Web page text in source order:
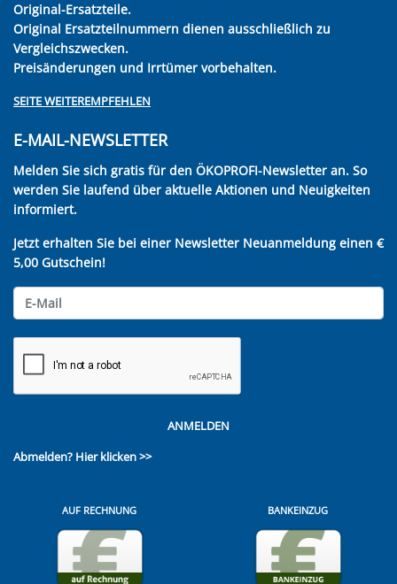
Original-Ersatzteile.
Original Ersatzteilnummern dienen ausschließlich zu
Vergleichszwecken.
Preisänderungen und Irrtümer vorbehalten.
SEITE WEITEREMPFEHLEN
E-MAIL-NEWSLETTER
Melden Sie sich gratis für den ÖKOPROFI-Newsletter an. So
werden Sie laufend über aktuelle Aktionen und Neuigkeiten
informiert.
Jetzt erhalten Sie bei einer Newsletter Neuanmeldung einen €
5,00 Gutschein!
ANMELDEN
Abmelden? Hier klicken >>
AUF RECHNUNG BANKEINZUG